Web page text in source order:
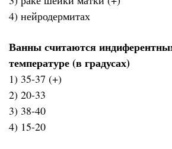
4) нейродермитах
Ванны считаются
температуре (в градусах)
1) 35-37 (+)
2) 20-33
3) 38-40
4) 15-20